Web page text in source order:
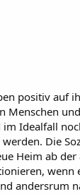
positiv auf
Menschen
Idealfall
Die
Heim ab der
wenn
andersrum